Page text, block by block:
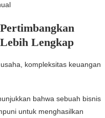
Lengkap
kompleksitas keuangan
bahwa sebuah bisnis
untuk menghasilkan